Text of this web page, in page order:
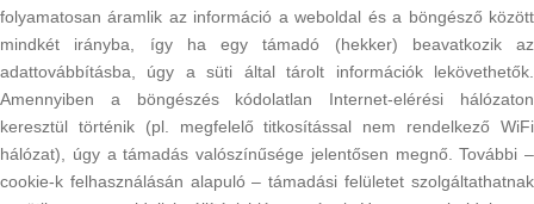
folyamatosan áramlik az információ a weboldal és a böngésző között
mindkét irányba, így ha egy támadó (hekker) beavatkozik az
adattovábbításba, úgy a süti által tárolt információk lekövethetők.
Amennyiben a böngészés kódolatlan Internet-elérési hálózaton
keresztül történik (pl. megfelelő titkosítással nem rendelkező WiFi
hálózat), úgy a támadás valószínűsége jelentősen megnő. További –
cookie-k felhasználásán alapuló – támadási felületet szolgáltathatnak